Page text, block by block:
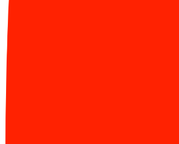
nếu không có sự đóng góp của
công ty.
những nhân vật truyền lửa đại
Sun*, để lan rộng niềm cảm
triển,
cá nhân, tập thể xuất sắc nhất
và cống hiến tại Sun*.